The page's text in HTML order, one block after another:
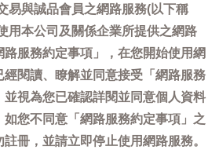
易與誠品會員之網路服務(以下稱
用本公司及關係企業所提供之網路
路服務約定事項」，在您開始使用網
經閱讀、瞭解並同意接受「網路服務
視為您已確認詳閱並同意個人資料
您不同意「網路服務約定事項」之
冊，並請立即停止使用網路服務。